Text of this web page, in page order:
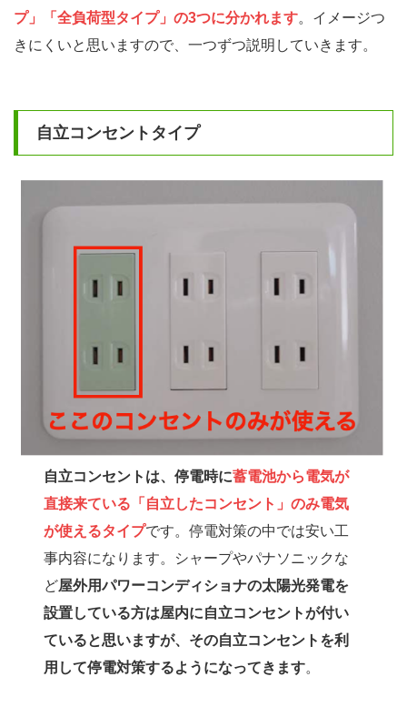
プ」「全負荷型タイプ」の3つに分かれます。イメージつ
きにくいと思いますので、一つずつ説明していきます。
自立コンセントタイプ
自立コンセントは、停電時に蓄電池から電気が
直接来ている「自立したコンセント」のみ電気
が使えるタイプです。停電対策の中では安い工
事内容になります。シャープやパナソニックな
ど屋外用パワーコンディショナの太陽光発電を
設置している方は屋内に自立コンセントが付い
ていると思いますが、その自立コンセントを利
用して停電対策するようになってきます。